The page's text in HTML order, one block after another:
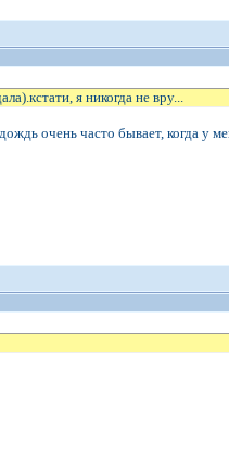
я никогда не вру...
очень часто бывает, когда у